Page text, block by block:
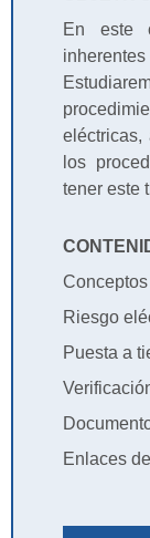
En este
eléctricas,
los
tener este
Riesgo
Puesta a
Enlaces